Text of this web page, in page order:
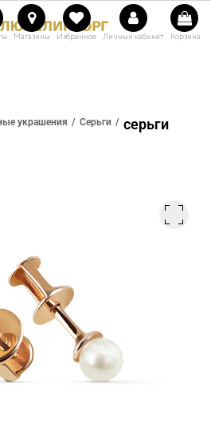
Магазины Избранное Личный кабинет Корзина
украшения Серьги серьги